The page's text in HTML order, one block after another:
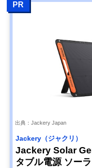
PR
出典：Jackery Japan
Jackery（ジャクリ）
Jackery Solar
タブル電源 ソー